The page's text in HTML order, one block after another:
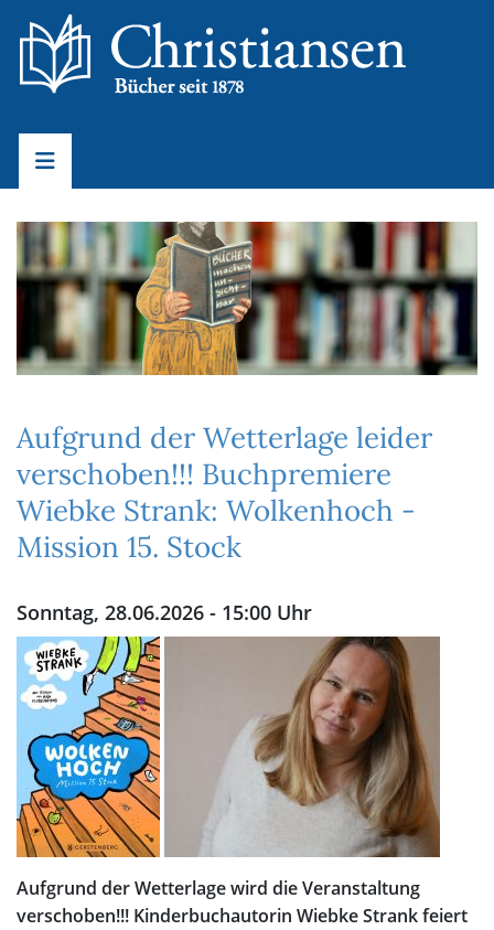
Aufgrund der Wetterlage leider
verschoben!!! Buchpremiere
Wiebke Strank: Wolkenhoch -
Mission 15. Stock
Sonntag, 28.06.2026 - 15:00 Uhr
Aufgrund der Wetterlage wird die Veranstaltung
verschoben!!! Kinderbuchautorin Wiebke Strank feiert